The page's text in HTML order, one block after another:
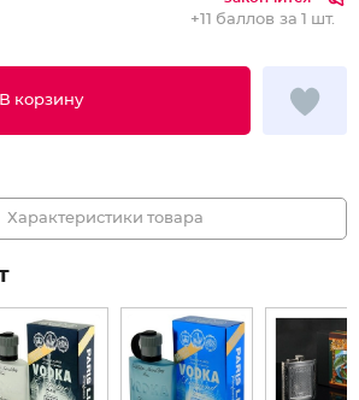
В корзину
+11 баллов за 1 шт.
Характеристики товара